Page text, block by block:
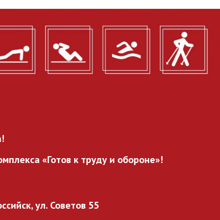
«Готов к труду и обороне»!
ул. Советов 55